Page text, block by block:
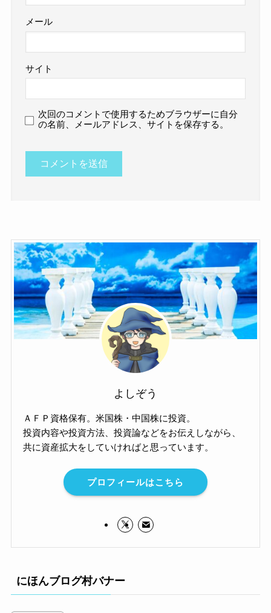
メール
サイト
次回のコメントで使用するためブラウザーに自分
の名前、メールアドレス、サイトを保存する。
よしぞう
ＡＦＰ資格保有。米国株・中国株に投資。
投資内容や投資方法、投資論などをお伝えしながら、
共に資産拡大をしていければと思っています。
プロフィールはこちら
にほんブログ村バナー